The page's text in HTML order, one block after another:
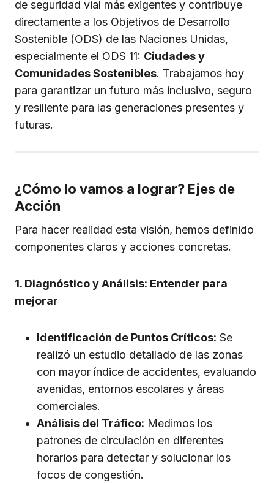
de seguridad vial más exigentes y contribuye
directamente a los Objetivos de Desarrollo
Sostenible (ODS) de las Naciones Unidas,
especialmente el ODS 11: Ciudades y
Comunidades Sostenibles. Trabajamos hoy
para garantizar un futuro más inclusivo, seguro
y resiliente para las generaciones presentes y
futuras.
¿Cómo lo vamos a lograr? Ejes de
Acción
Para hacer realidad esta visión, hemos definido
componentes claros y acciones concretas.
1. Diagnóstico y Análisis: Entender para
mejorar
Identificación de Puntos Críticos: Se
realizó un estudio detallado de las zonas
con mayor índice de accidentes, evaluando
avenidas, entornos escolares y áreas
comerciales.
Análisis del Tráfico: Medimos los
patrones de circulación en diferentes
horarios para detectar y solucionar los
focos de congestión.